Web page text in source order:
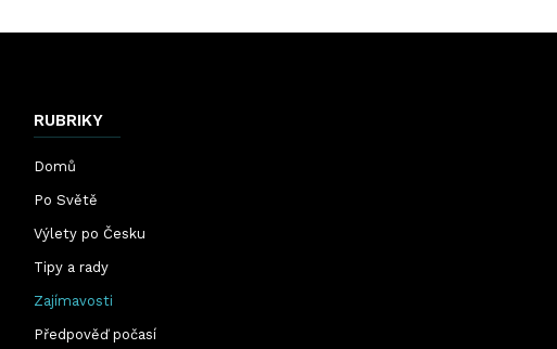
RUBRIKY
Domů
Po Světě
Výlety po Česku
Tipy a rady
Zajímavosti
Předpověď počasí